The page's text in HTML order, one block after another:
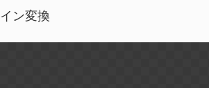
ン変換